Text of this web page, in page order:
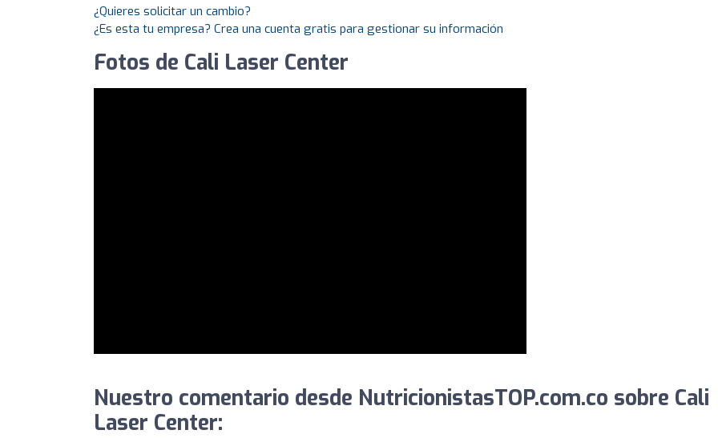
¿Quieres solicitar un cambio?
¿Es esta tu empresa? Crea una cuenta gratis para gestionar su información
Fotos de Cali Laser Center
Nuestro comentario desde NutricionistasTOP.com.co sobre Cali
Laser Center: